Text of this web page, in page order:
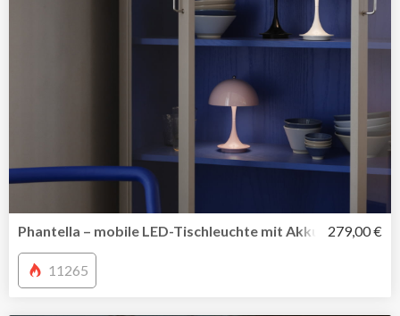
Phantella – mobile LED-Tischleuchte mit Akku von Verner
279,00 €
11265